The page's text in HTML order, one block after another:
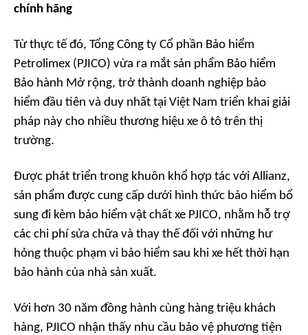
chính hãng
Từ thực tế đó, Tổng Công ty Cổ phần Bảo hiểm
Petrolimex (PJICO) vừa ra mắt sản phẩm Bảo hiểm
Bảo hành Mở rộng, trở thành doanh nghiệp bảo
hiểm đầu tiên và duy nhất tại Việt Nam triển khai giải
pháp này cho nhiều thương hiệu xe ô tô trên thị
trường.
Được phát triển trong khuôn khổ hợp tác với Allianz,
sản phẩm được cung cấp dưới hình thức bảo hiểm bổ
sung đi kèm bảo hiểm vật chất xe PJICO, nhằm hỗ trợ
các chi phí sửa chữa và thay thế đối với những hư
hỏng thuộc phạm vi bảo hiểm sau khi xe hết thời hạn
bảo hành của nhà sản xuất.
Với hơn 30 năm đồng hành cùng hàng triệu khách
hàng, PJICO nhận thấy nhu cầu bảo vệ phương tiện